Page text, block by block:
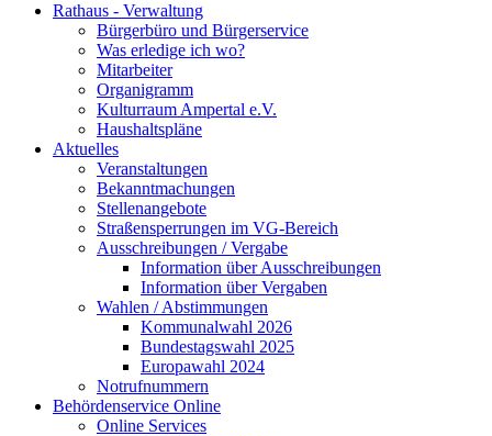
Rathaus - Verwaltung
Bürgerbüro und Bürgerservice
Was erledige ich wo?
Mitarbeiter
Organigramm
Kulturraum Ampertal e.V.
Haushaltspläne
Aktuelles
Veranstaltungen
Bekanntmachungen
Stellenangebote
Straßensperrungen im VG-Bereich
Ausschreibungen / Vergabe
Information über Ausschreibungen
Information über Vergaben
Wahlen / Abstimmungen
Kommunalwahl 2026
Bundestagswahl 2025
Europawahl 2024
Notrufnummern
Behördenservice Online
Online Services